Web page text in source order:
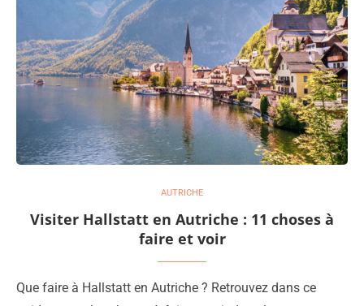
AUTRICHE
Visiter Hallstatt en Autriche : 11 choses à
faire et voir
Que faire à Hallstatt en Autriche ? Retrouvez dans ce